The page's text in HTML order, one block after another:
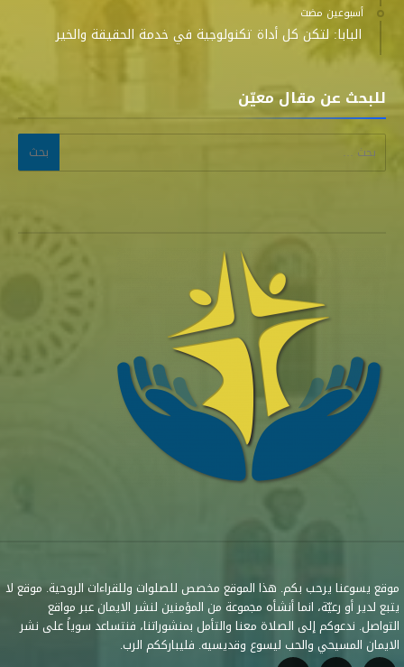
‫‫‫‏‫أسبوعين مضت‬
البابا: لتكن كل أداة تكنولوجية في خدمة الحقيقة والخير
للبحث عن مقال معيّن
البحث عن:
موقع يسوعنا يرحب بكم. هذا الموقع مخصص للصلوات وللقراءات الروحية. موقع لا
يتبع لدير أو رعيّة، انما أنشأه مجموعة من المؤمنين لنشر الايمان عبر مواقع
التواصل. ندعوكم إلى الصلاة معنا والتأمل بمنشوراتنا، فنتساعد سوياً على نشر
الايمان المسيحي والحب ليسوع وقديسيه. فليبارككم الرب.